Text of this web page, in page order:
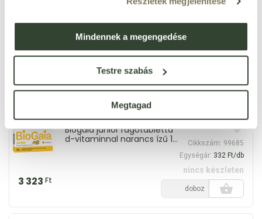
Mindennek a megengedése
Testre szabás
Megtagad
Biogaia protectis junior
rágótabletta d-vitaminnal
narancs ízű 30 db
Egységár:218 Ft/db
6 547Ft
doboz
Biogaia junior rágótabletta
d-vitaminnal narancs ízű 10
Cikkszám: 99685
Egységár: 332 Ft/db
3 323 Ft
nincs készleten
doboz